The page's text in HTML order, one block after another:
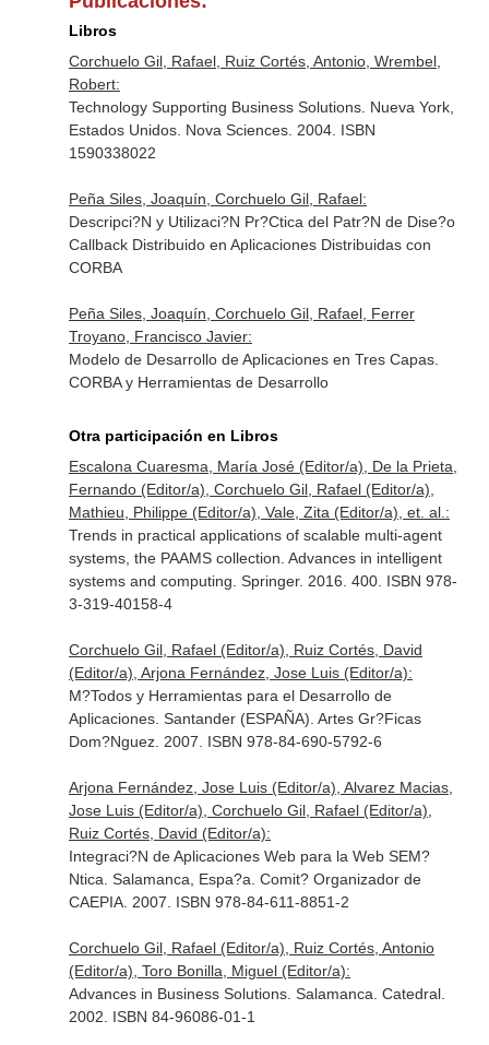
Libros
Corchuelo Gil, Rafael, Ruiz Cortés, Antonio, Wrembel,
Robert:
Technology Supporting Business Solutions. Nueva York,
Estados Unidos. Nova Sciences. 2004. ISBN
1590338022
Peña Siles, Joaquín, Corchuelo Gil, Rafael:
Descripci?N y Utilizaci?N Pr?Ctica del Patr?N de Dise?o
Callback Distribuido en Aplicaciones Distribuidas con
CORBA
Peña Siles, Joaquín, Corchuelo Gil, Rafael, Ferrer
Troyano, Francisco Javier:
Modelo de Desarrollo de Aplicaciones en Tres Capas.
CORBA y Herramientas de Desarrollo
Otra participación en Libros
Escalona Cuaresma, María José (Editor/a), De la Prieta,
Fernando (Editor/a), Corchuelo Gil, Rafael (Editor/a),
Mathieu, Philippe (Editor/a), Vale, Zita (Editor/a), et. al.:
Trends in practical applications of scalable multi-agent
systems, the PAAMS collection. Advances in intelligent
systems and computing. Springer. 2016. 400. ISBN 978-
3-319-40158-4
Corchuelo Gil, Rafael (Editor/a), Ruiz Cortés, David
(Editor/a), Arjona Fernández, Jose Luis (Editor/a):
M?Todos y Herramientas para el Desarrollo de
Aplicaciones. Santander (ESPAÑA). Artes Gr?Ficas
Dom?Nguez. 2007. ISBN 978-84-690-5792-6
Arjona Fernández, Jose Luis (Editor/a), Alvarez Macias,
Jose Luis (Editor/a), Corchuelo Gil, Rafael (Editor/a),
Ruiz Cortés, David (Editor/a):
Integraci?N de Aplicaciones Web para la Web SEM?
Ntica. Salamanca, Espa?a. Comit? Organizador de
CAEPIA. 2007. ISBN 978-84-611-8851-2
Corchuelo Gil, Rafael (Editor/a), Ruiz Cortés, Antonio
(Editor/a), Toro Bonilla, Miguel (Editor/a):
Advances in Business Solutions. Salamanca. Catedral.
2002. ISBN 84-96086-01-1